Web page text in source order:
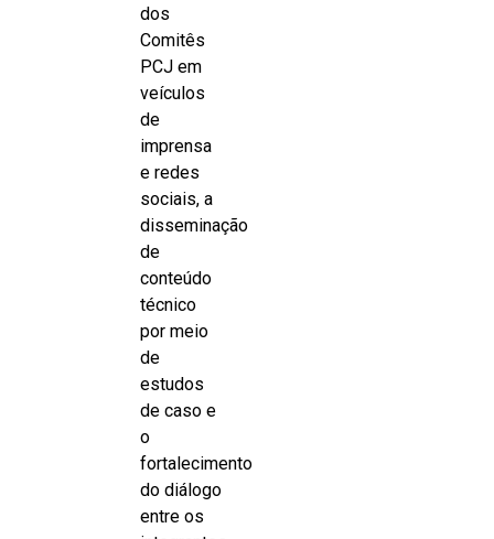
dos
Comitês
PCJ em
veículos
de
imprensa
e redes
sociais, a
disseminação
de
conteúdo
técnico
por meio
de
estudos
de caso e
o
fortalecimento
do diálogo
entre os